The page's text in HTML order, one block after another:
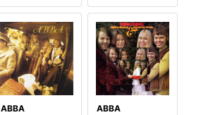
ABBA
ABBA